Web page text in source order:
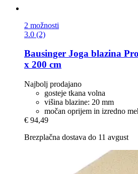
2 možnosti
3.0 (2)
Bausinger Joga blazina
x 200 cm
Najbolj prodajano
gosteje tkana volna
višina blazine: 20 mm
močan oprijem in izredno
€ 94,49
Brezplačna dostava do 11 avgust